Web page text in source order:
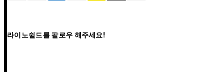
라이노쉴드를 팔로우 해주세요!